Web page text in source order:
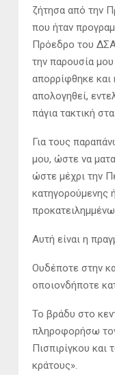
ζήτησα από την
που ήταν
Πρόεδρο του ΔΣΑ
την παρουσία
απορρίφθηκε
απολογηθεί,
πάγια τακτική
Για τους
μου, ώστε να
ώστε μέχρι την
κατηγορούμενης
Αυτή είναι η
Ουδέποτε στην
οποιονδήποτε
Το βράδυ στο
πληροφορήσω
Πισπιρίγκου και
κράτους».